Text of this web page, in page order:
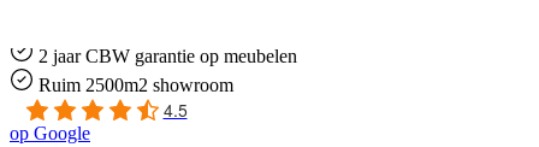
2 jaar CBW garantie op meubelen
Ruim 2500m2 showroom
4.5
op Google